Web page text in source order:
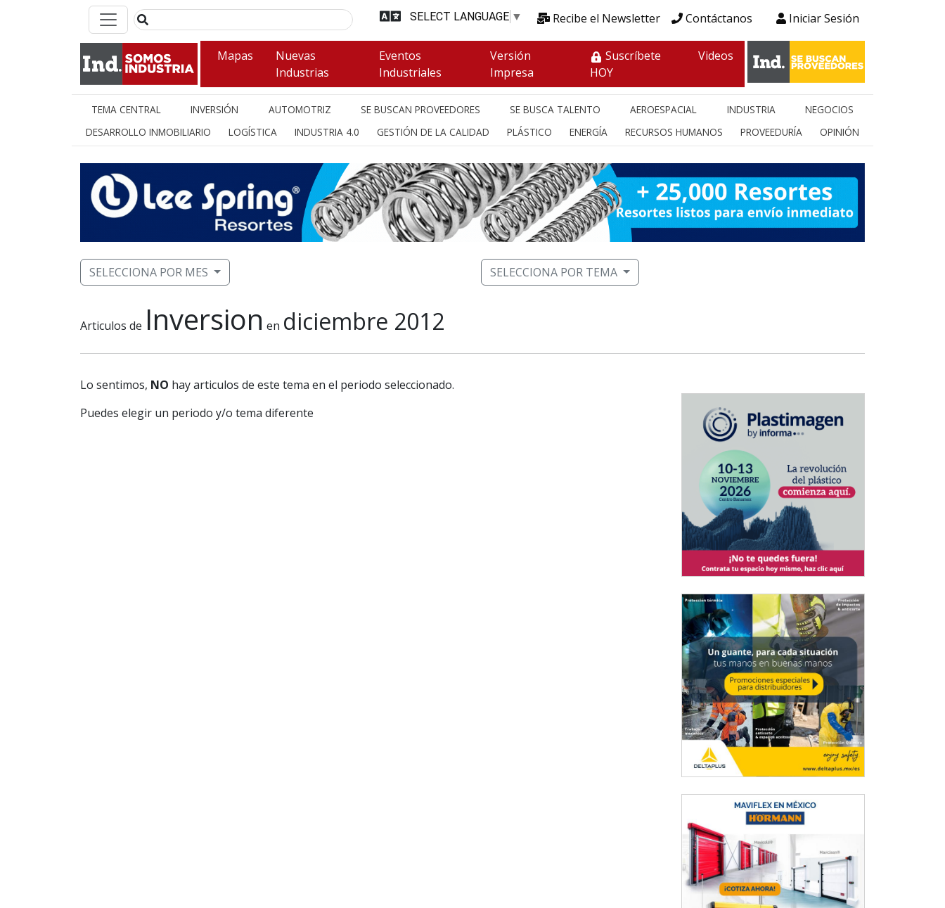
SELECT LANGUAGE ▼ Recibe el Newsletter Contáctanos Iniciar Sesión
Mapas
Nuevas
Industrias
Eventos
Industriales
Versión
Impresa
Suscríbete
HOY
Videos
TEMA CENTRAL INVERSIÓN AUTOMOTRIZ SE BUSCAN PROVEEDORES SE BUSCA TALENTO AEROESPACIAL INDUSTRIA
NEGOCIOS
DESARROLLO INMOBILIARIO
LOGÍSTICA INDUSTRIA 4.0 GESTIÓN DE LA CALIDAD PLÁSTICO ENERGÍA RECURSOS HUMANOS PROVEEDURÍA OPINIÓN
SELECCIONA POR MES SELECCIONA POR TEMA
Articulos de Inversion en diciembre 2012
Lo sentimos, NO hay articulos de este tema en el periodo seleccionado.
Puedes elegir un periodo y/o tema diferente